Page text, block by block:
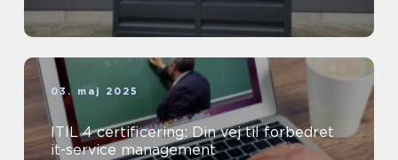
03. maj 2025
ITIL 4 certificering: Din vej til forbedret
it-service management